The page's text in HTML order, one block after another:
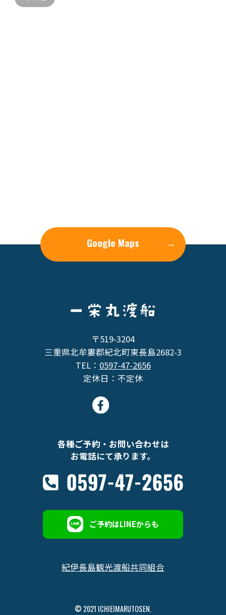
Google Maps →
〒519-3204
三重県北牟婁郡紀北町東長島2682-3
TEL： 0597-47-2656
定休日：不定休
各種ご予約・お問い合わせは
お電話にて承ります。
ご予約はLINEからも
紀伊長島観光渡船共同組合
© 2021 ICHIEIMARUTOSEN.